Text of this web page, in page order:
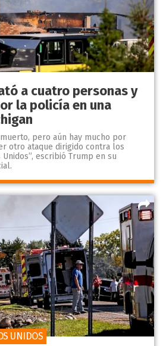
a cuatro personas y
la policía en una
pero aún hay mucho por
otro ataque dirigido contra los
escribió Trump en su
UNIDOS